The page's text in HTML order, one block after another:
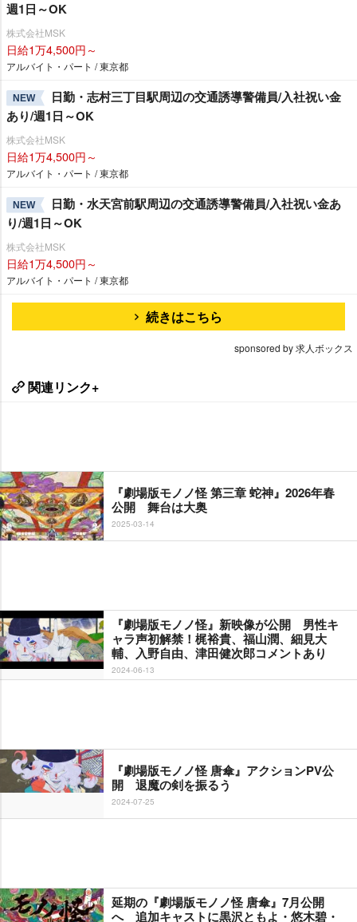
週1日～OK
株式会社MSK
日給1万4,500円～
アルバイト・パート / 東京都
NEW
日勤・志村三丁目駅周辺の交通誘導警備員/入社祝い金
あり/週1日～OK
株式会社MSK
日給1万4,500円～
アルバイト・パート / 東京都
NEW
日勤・水天宮前駅周辺の交通誘導警備員/入社祝い金あ
り/週1日～OK
株式会社MSK
日給1万4,500円～
アルバイト・パート / 東京都
続きはこちら
sponsored by 求人ボックス
関連リンク+
『劇場版モノノ怪 第三章 蛇神』2026年春
公開 舞台は大奥
2025-03-14
『劇場版モノノ怪』新映像が公開 男性キ
ャラ声初解禁！梶裕貴、福山潤、細見大
輔、入野自由、津田健次郎コメントあり
2024-06-13
『劇場版モノノ怪 唐傘』アクションPV公
開 退魔の剣を振るう
2024-07-25
延期の『劇場版モノノ怪 唐傘』7月公開
へ 追加キャストに黒沢ともよ・悠木碧・